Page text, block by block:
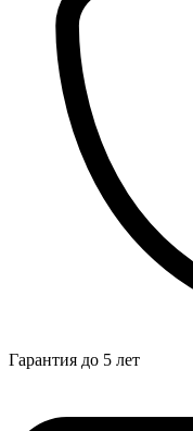
Гарантия до 5 лет